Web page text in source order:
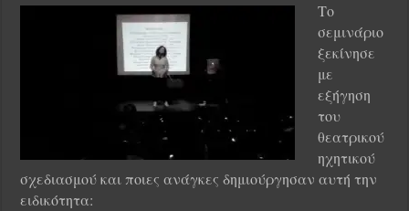
Το
σεμινάριο
ξεκίνησε
με
εξήγηση
του
θεατρικού
ηχητικού
σχεδιασμού και ποιες ανάγκες δημιούργησαν αυτή την
ειδικότητα: